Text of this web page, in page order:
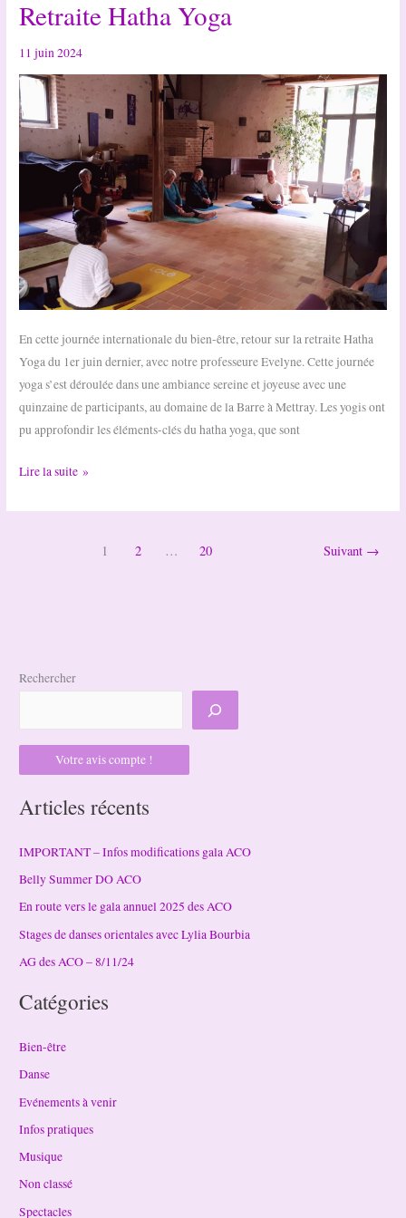
la
guinguette
de
Rochecorbon
#2024
Retraite Hatha Yoga
11 juin 2024
En cette journée internationale du bien-être, retour sur la retraite Hatha
Yoga du 1er juin dernier, avec notre professeure Evelyne. Cette journée
yoga s’est déroulée dans une ambiance sereine et joyeuse avec une
quinzaine de participants, au domaine de la Barre à Mettray. Les yogis ont
pu approfondir les éléments-clés du hatha yoga, que sont
Retraite
Yoga
Lire la suite »
1 2 … 20 Suivant →
Rechercher
Votre avis compte !
Articles récents
IMPORTANT – Infos modifications gala ACO
Belly Summer DO ACO
En route vers le gala annuel 2025 des ACO
Stages de danses orientales avec Lylia Bourbia
AG des ACO – 8/11/24
Catégories
Bien-être
Danse
Evénements à venir
Infos pratiques
Musique
Non classé
Spectacles